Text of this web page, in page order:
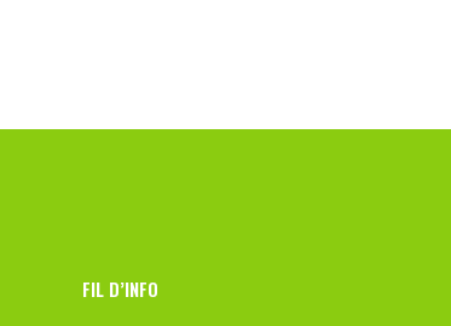
FIL D’INFO